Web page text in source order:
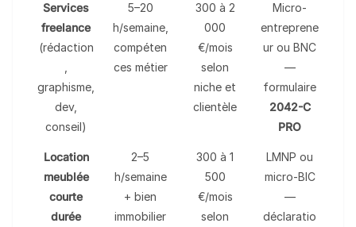
Services
freelance
(rédaction
graphisme,
dev,
conseil)
5–20
h/semaine,
compéten
ces métier
300 à 2
000
€/mois
selon
niche et
clientèle
Micro-
entreprene
ur ou BNC
—
formulaire
2042-C
PRO
Location
meublée
courte
durée
2–5
h/semaine
+ bien
immobilier
300 à 1
500
€/mois
selon
LMNP ou
micro-BIC
—
déclaratio